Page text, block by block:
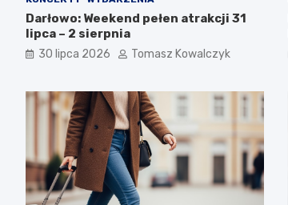
Darłowo: Weekend pełen atrakcji 31
lipca – 2 sierpnia
30 lipca 2026 Tomasz Kowalczyk